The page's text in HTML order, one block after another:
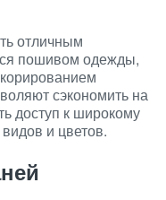
отличным
пошивом одежды,
сэкономить на
доступ к широкому
и цветов.